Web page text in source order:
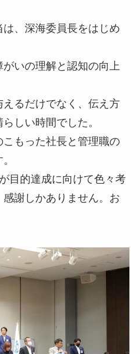
、深海委員長をはじめ
いの理解と認知の向上
るだけでなく、伝え方
しい時間でした。
もった社長と管理職の
目的達成に向けて色々考
謝しかありません。お